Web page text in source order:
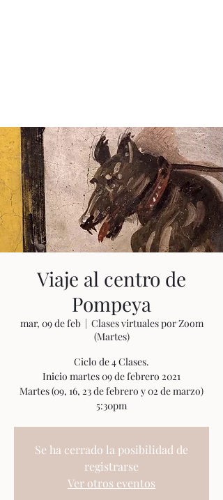
Viaje al centro de
Pompeya
mar, 09 de feb
  |
Clases virtuales por Zoom
(Martes)
Ciclo de 4 Clases.
Inicio martes 09 de febrero 2021
Martes (09, 16, 23 de febrero y 02 de marzo)
Se ha cerrado la posibilidad de
registrarse
Ver otros eventos